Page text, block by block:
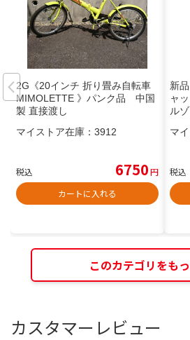
2G《20インチ 折り畳み自転車
MIMOLETTE 》パンク品 中国
製 直接渡し
マイストア在庫： 3912
税込 6750円
カートに入れる
新
ャ
ル
マ
税込
このカテゴリをも
カスタマーレビュー